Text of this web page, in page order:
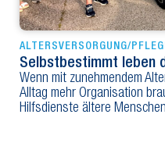
ALTERSVERSORGUNG/
Selbstbestimmt leben
Wenn mit zunehmendem
Alltag mehr Organisation
Hilfsdienste ältere